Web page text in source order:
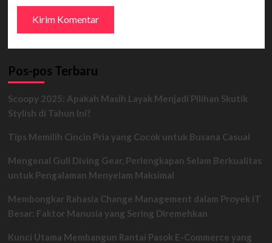
Pos-pos Terbaru
Scoopy 2025: Apakah Masih Layak Menjadi Pilihan Skutik
Stylish di Tahun Ini?
Tips Memilih Cincin Pria yang Cocok untuk Busana Casual
Mengenal Gull Diving Gear, Perlengkapan Selam Berkualitas
untuk Pengalaman Menyelam Maksimal
Membongkar Rahasia Change Management dalam Proyek IT
Besar: Faktor Manusia yang Sering Diremehkan
Kunci Utama Membangun Rantai Pasok E-Commerce yang